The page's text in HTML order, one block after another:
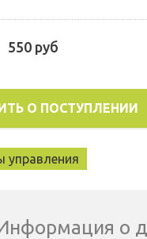
550 руб
О ПОСТУПЛЕНИИ
управления
о